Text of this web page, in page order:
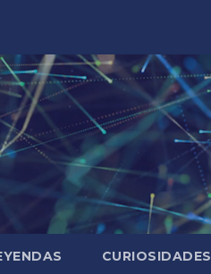
CURIOSIDADES